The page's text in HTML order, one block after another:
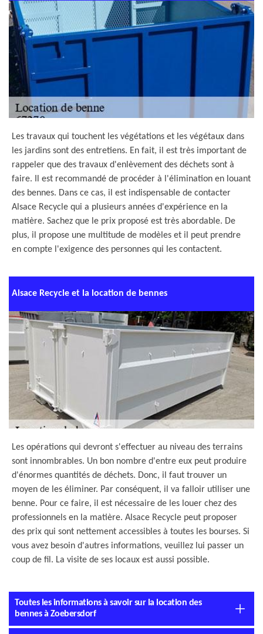
Les travaux qui touchent les végétations et les végétaux dans
les jardins sont des entretiens. En fait, il est très important de
rappeler que des travaux d'enlèvement des déchets sont à
faire. Il est recommandé de procéder à l'élimination en louant
des bennes. Dans ce cas, il est indispensable de contacter
Alsace Recycle qui a plusieurs années d'expérience en la
matière. Sachez que le prix proposé est très abordable. De
plus, il propose une multitude de modèles et il peut prendre
en compte l'exigence des personnes qui les contactent.
Alsace Recycle et la location de bennes
Les opérations qui devront s'effectuer au niveau des terrains
sont innombrables. Un bon nombre d'entre eux peut produire
d'énormes quantités de déchets. Donc, il faut trouver un
moyen de les éliminer. Par conséquent, il va falloir utiliser une
benne. Pour ce faire, il est nécessaire de les louer chez des
professionnels en la matière. Alsace Recycle peut proposer
des prix qui sont nettement accessibles à toutes les bourses. Si
vous avez besoin d'autres informations, veuillez lui passer un
coup de fil. La visite de ses locaux est aussi possible.
Toutes les informations à savoir sur la location des
bennes à Zoebersdorf